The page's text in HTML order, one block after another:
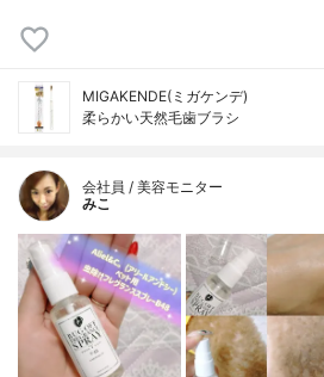
MIGAKENDE(ミガケンデ)
柔らかい天然毛歯ブラシ
会社員 / 美容モニター
みこ